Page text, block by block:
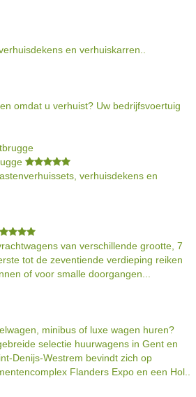
en verhuiskarren..
omdat u verhuist? Uw bedrijfsvoertuig
verhuisdekens en
van verschillende grootte, 7
tot de zeventiende verdieping reiken
of voor smalle doorgangen...
minibus of luxe wagen huren?
selectie huurwagens in Gent en
Denijs-Westrem bevindt zich op
Flanders Expo en een Hol..